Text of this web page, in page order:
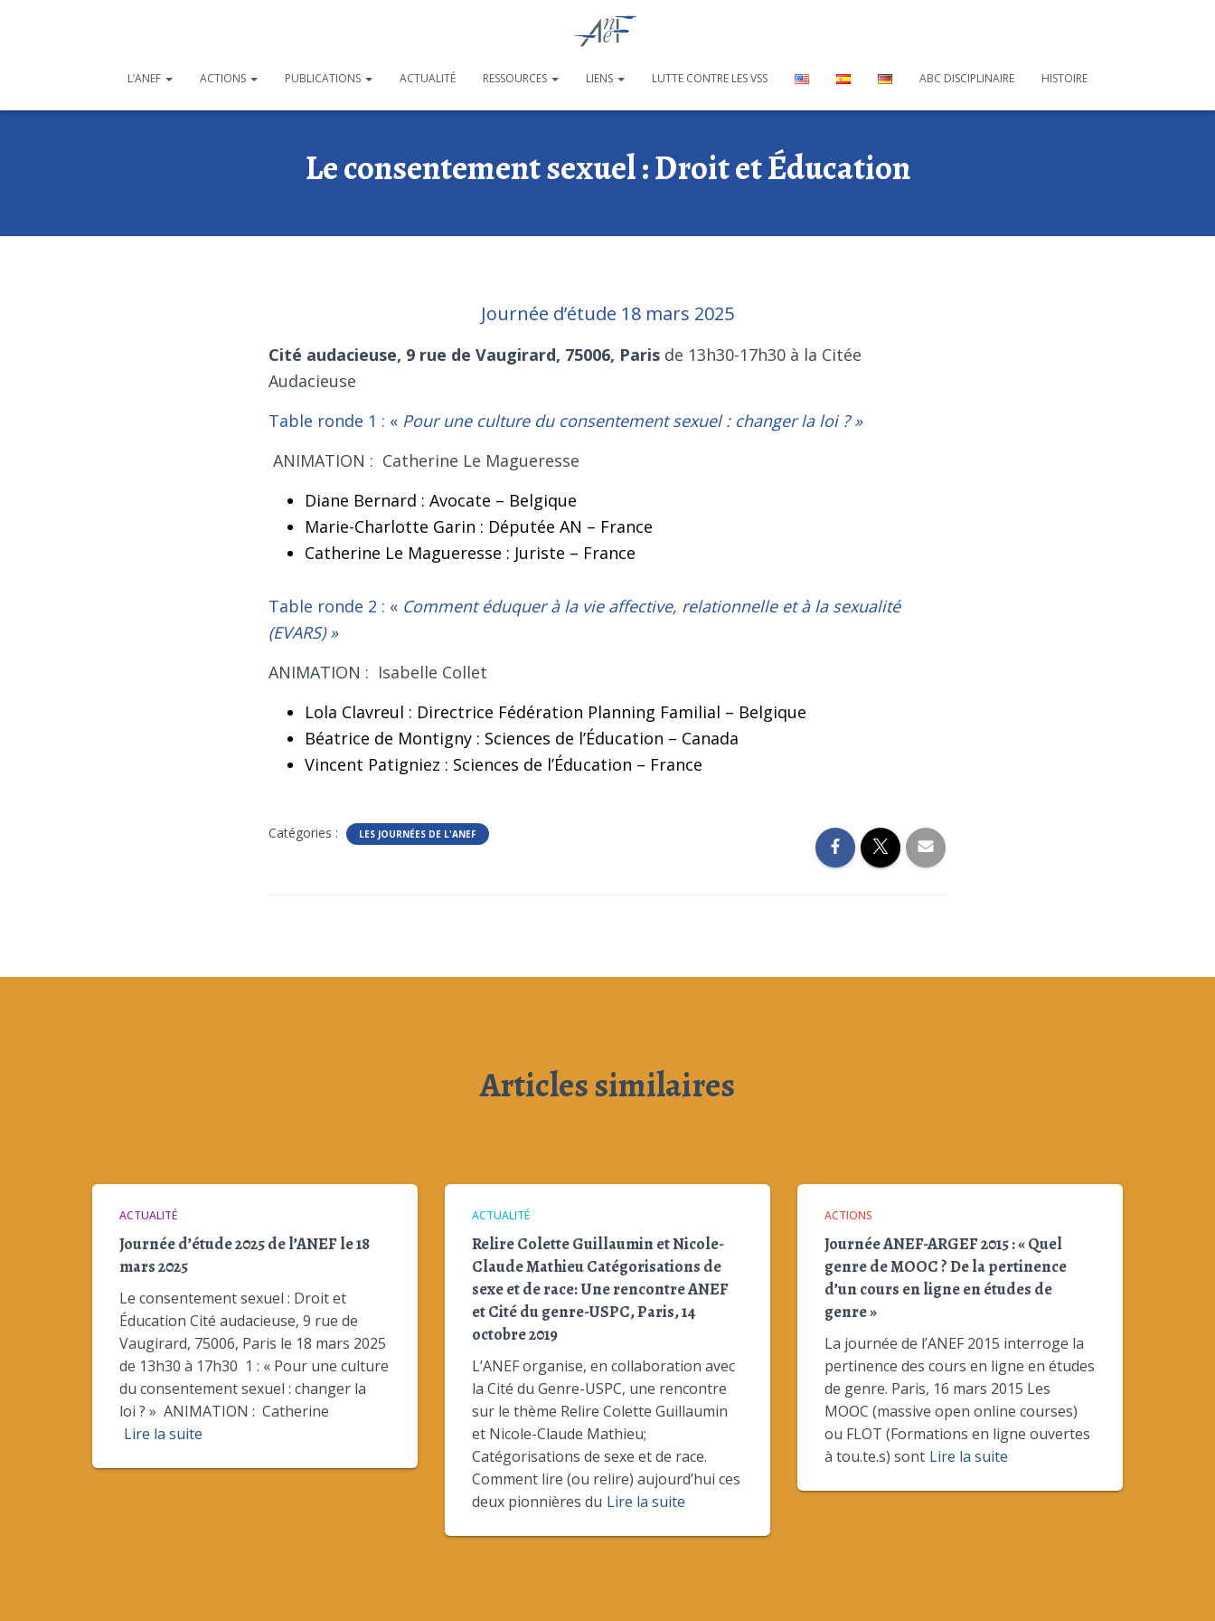
L’ANEF ACTIONS PUBLICATIONS ACTUALITÉ RESSOURCES LIENS LUTTE CONTRE LES VSS ABC DISCIPLINAIRE HISTOIRE
Le consentement sexuel : Droit et Éducation
Journée d’étude 18 mars 2025
Cité audacieuse, 9 rue de Vaugirard, 75006, Paris de 13h30-17h30 à la Citée
Audacieuse
Table ronde 1 : « Pour une culture du consentement sexuel : changer la loi ?»
ANIMATION : Catherine Le Magueresse
Diane Bernard : Avocate – Belgique
Marie-Charlotte Garin : Députée AN – France
Catherine Le Magueresse : Juriste – France
Table ronde 2 : « Comment éduquer à la vie affective, relationnelle et à la sexualité
(EVARS)»
ANIMATION : Isabelle Collet
Lola Clavreul : Directrice Fédération Planning Familial – Belgique
Béatrice de Montigny : Sciences de l’Éducation – Canada
Vincent Patigniez : Sciences de l’Éducation – France
Catégories : LES JOURNÉES DE L'ANEF
Articles similaires
ACTUALITÉ
Journée d’étude 2025 de l’ANEF le 18
mars 2025
Le consentement sexuel : Droit et
Éducation Cité audacieuse, 9 rue de
Vaugirard, 75006, Paris le 18 mars 2025
de 13h30 à 17h30 1 : « Pour une culture
du consentement sexuel : changer la
loi ? » ANIMATION : Catherine
Lire la suite
ACTUALITÉ
Relire Colette Guillaumin et Nicole-
Claude Mathieu Catégorisations de
sexe et de race: Une rencontre ANEF
et Cité du genre-USPC, Paris, 14
octobre 2019
L’ANEF organise, en collaboration avec
la Cité du Genre-USPC, une rencontre
sur le thème Relire Colette Guillaumin
et Nicole-Claude Mathieu;
Catégorisations de sexe et de race.
Comment lire (ou relire) aujourd’hui ces
deux pionnières du Lire la suite
ACTIONS
Journée ANEF-ARGEF 2015 : « Quel
genre de MOOC ? De la pertinence
d’un cours en ligne en études de
genre »
La journée de l’ANEF 2015 interroge la
pertinence des cours en ligne en études
de genre. Paris, 16 mars 2015 Les
MOOC (massive open online courses)
ou FLOT (Formations en ligne ouvertes
à tou.te.s) sont Lire la suite